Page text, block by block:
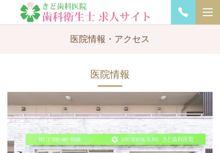
医院情報・アクセス
医院情報